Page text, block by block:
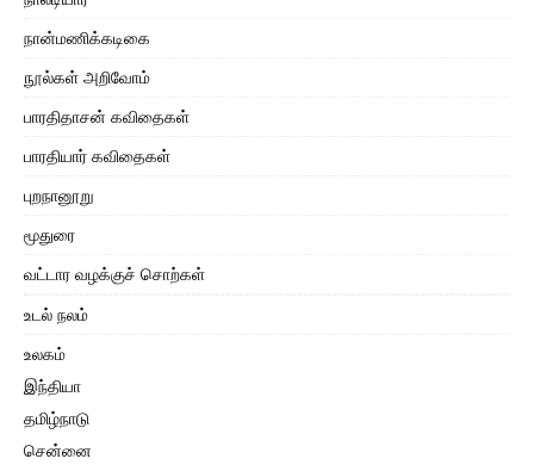
நான்மணிக்கடிகை
நூல்கள் அறிவோம்
பாரதிதாசன் கவிதைகள்
பாரதியார் கவிதைகள்
புறநானூறு
மூதுரை
வட்டார வழக்குச் சொற்கள்
உடல் நலம்
உலகம்
இந்தியா
தமிழ்நாடு
சென்னை